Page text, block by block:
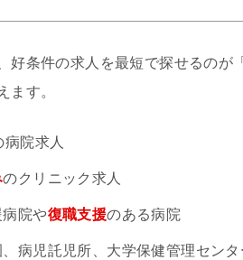
好条件の求人を最短で探せるのが
ます。
病院求人
のクリニック求人
院や復職支援のある病院
病児託児所、大学保健管理センタ